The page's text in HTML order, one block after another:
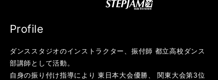
Profile
ダンススタジオのインストラクター、振付師 都立高校ダンス
部講師として活動。
自身の振り付け指導により 東日本大会優勝、 関東大会第3位